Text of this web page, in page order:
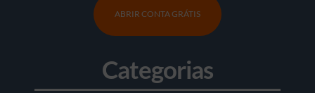
Categorias
ABRIR CONTA GRÁTIS